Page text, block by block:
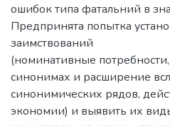
ошибок типа фатальний в
Предпринята попытка
заимствований
(номинативные
синонимах и расширение
синонимических рядов,
экономии) и выявить их